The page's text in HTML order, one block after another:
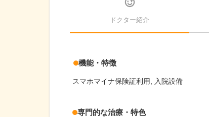
ドクター紹介
機能・特徴
スマホマイナ保険証利用 入院設備
専門的な治療・特色